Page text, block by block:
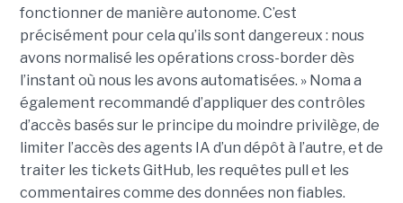
fonctionner de manière autonome. C’est
précisément pour cela qu’ils sont dangereux : nous
avons normalisé les opérations cross-border dès
l’instant où nous les avons automatisées. » Noma a
également recommandé d’appliquer des contrôles
d’accès basés sur le principe du moindre privilège, de
limiter l’accès des agents IA d’un dépôt à l’autre, et de
traiter les tickets GitHub, les requêtes pull et les
commentaires comme des données non fiables.